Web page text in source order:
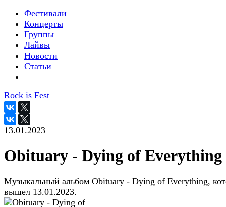
Фестивали
Концерты
Группы
Лайвы
Новости
Статьи
Rock is Fest
13.01.2023
Obituary - Dying of Everything
Музыкальный альбом Obituary - Dying of Everything,
вышел 13.01.2023.